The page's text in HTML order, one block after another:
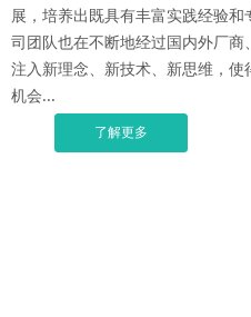
展，培养出既具有丰富实践经验
司团队也在不断地经过国内外厂
注入新理念、新技术、新思维，
机会...
了解更多